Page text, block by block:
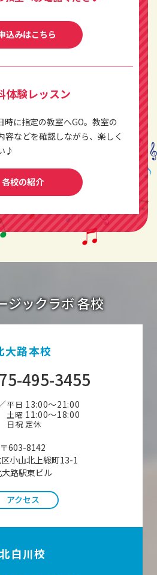
込みはこちら
体験レッスン
時に指定の教室へGO。教室の
容などを確認しながら、楽しく
♪
各校の紹介
ジックラボ 各校
大路本校
495-3455
平日 13:00〜21:00
土曜 11:00〜18:00
日祝 定休
〒603-8142
小山北上総町13-1
路駅東ビル
アクセス
北白川校